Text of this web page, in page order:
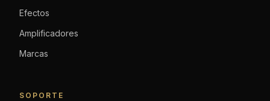
Efectos
Amplificadores
Marcas
SOPORTE